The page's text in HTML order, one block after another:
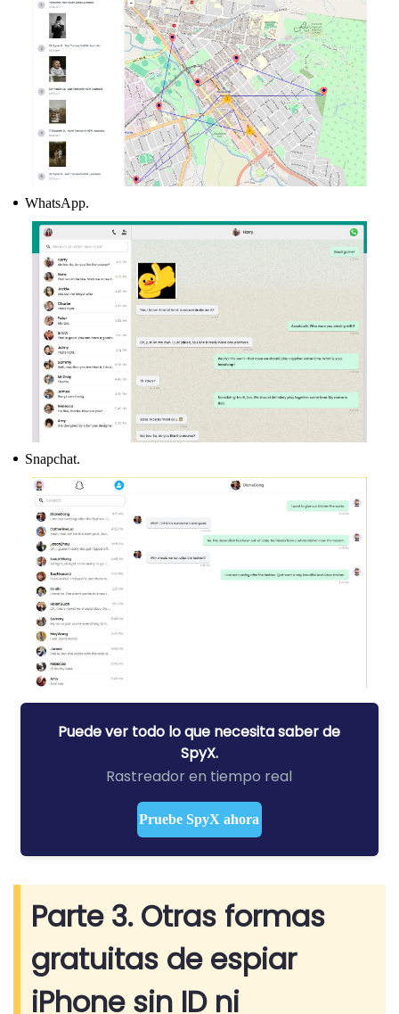
WhatsApp.
Snapchat.
Puede ver todo lo que necesita saber de
SpyX.
Rastreador en tiempo real
Pruebe SpyX ahora
Parte 3. Otras formas
gratuitas de espiar
iPhone sin ID ni